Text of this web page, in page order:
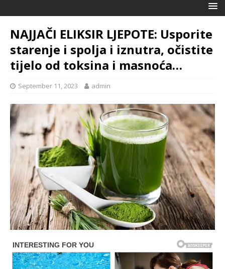
NAJJAČI ELIKSIR LJEPOTE: Usporite
starenje i spolja i iznutra, očistite
tijelo od toksina i masnoća…
September 11, 2023 admin